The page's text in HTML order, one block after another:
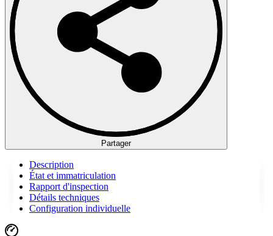
Partager
Description
État et immatriculation
Rapport d'inspection
Détails techniques
Configuration individuelle